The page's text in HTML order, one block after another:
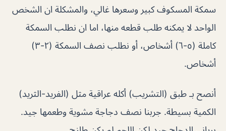
سمكة المسكوف كبير وسعرها غالي، والمشكلة ان الشخص
الواحد لا يمكنه طلب قطعه منها، اما ان نطلب السمكة
كاملة (٥-٦) أشخاص، أو نطلب نصف السمكة (٢-٣)
أشخاص.
أنصح بـ طبق (التشريب) أكله عراقية مثل (الفريد-الثريد)
الكمية بسيطة. جربنا نصف دجاجة مشوية وطعمها جيد.